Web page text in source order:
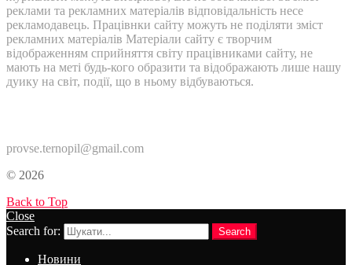
реклами та рекламних матеріалів відповідальність несе
рекламодавець. Працівнки сайту можуть не поділяти зміст
рекламних матеріалів Матеріали сайту є творчим
відображенням сприйняття світу працівниками сайту, не
мають на меті будь-кого образити та відображають лише нашу
дуику на світ, події, що в ньому відбуваються.
provse.ternopil@gmail.com
© 2026
Back to Top
Close
Search for:
Search
Новини